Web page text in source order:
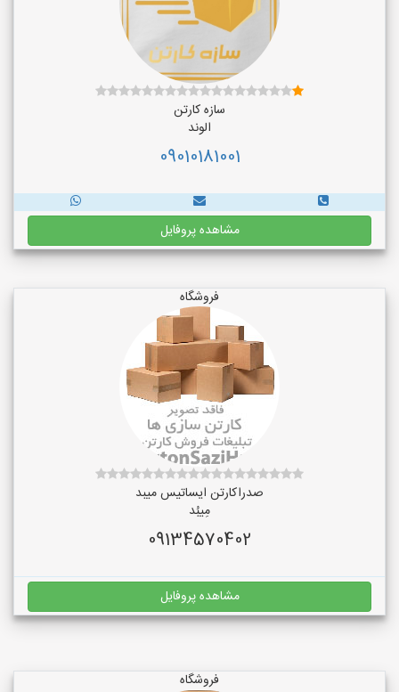
سازه کارتن
الوند
09010181001
مشاهده پروفایل
فروشگاه
صدراکارتن ایساتیس میبد
مِیبُد
09134570402
مشاهده پروفایل
فروشگاه